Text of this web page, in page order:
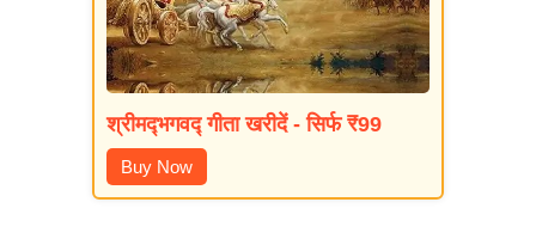
श्रीमद्‍भगवद्‍ गीता खरीदें - सिर्फ ₹99
Buy Now